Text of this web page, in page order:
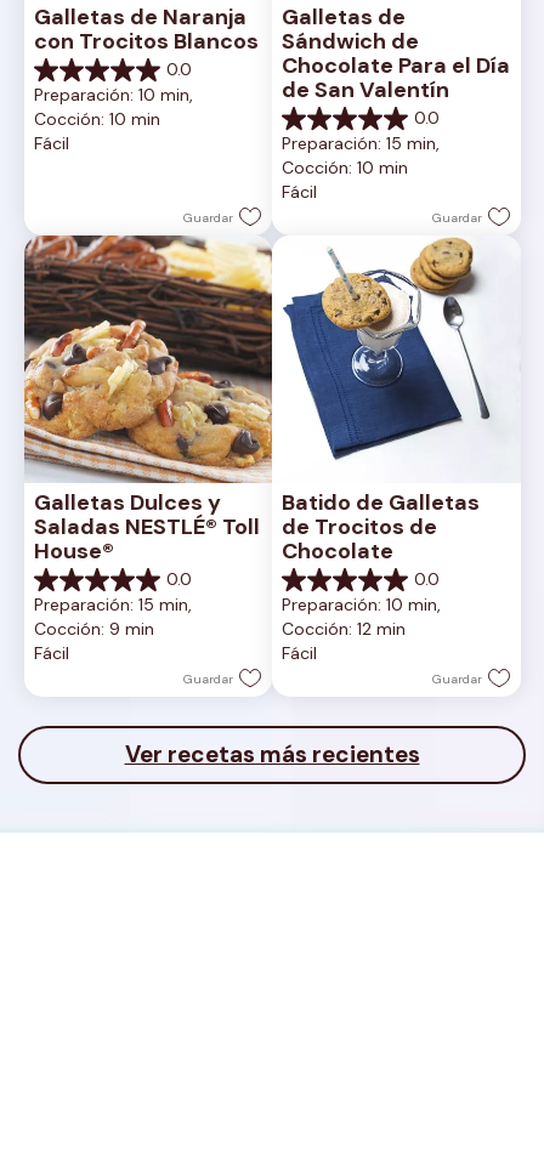
Galletas de Naranja
con Trocitos Blancos
0.0
0.0
de
5
estrellas.
Preparación: 10 min,
Cocción: 10 min
Fácil
Guardar
Galletas de
Sándwich de
Chocolate Para el Día
de San Valentín
0.0
0.0
de
5
estrellas.
Preparación: 15 min,
Cocción: 10 min
Fácil
Guardar
Galletas Dulces y
Saladas NESTLÉ® Toll
House®
0.0
0.0
de
5
estrellas.
Preparación: 15 min,
Cocción: 9 min
Fácil
Guardar
Batido de Galletas
de Trocitos de
Chocolate
0.0
0.0
de
5
estrellas.
Preparación: 10 min,
Cocción: 12 min
Fácil
Guardar
Ver recetas más recientes